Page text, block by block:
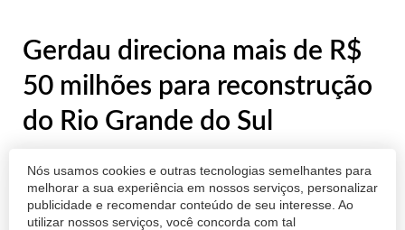
Nós usamos cookies e outras tecnologias semelhantes para
melhorar a sua experiência em nossos serviços, personalizar
publicidade e recomendar conteúdo de seu interesse. Ao
utilizar nossos serviços, você concorda com tal
Gerdau direciona mais de R$
50 milhões para reconstrução
do Rio Grande do Sul
e utilize poucas palavras. Obs.: está chamada
não será exibida na página da notícia.